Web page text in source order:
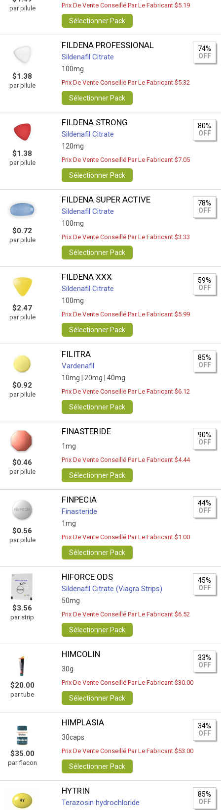
par pilule Prix De Vente Conseillé Par Le Fabricant $5.19
Sélectionner Pack
$1.38
par pilule
FILDENA PROFESSIONAL
Sildenafil Citrate
100mg
74%
OFF
Prix De Vente Conseillé Par Le Fabricant $5.32
Sélectionner Pack
$1.38
par pilule
FILDENA STRONG
Sildenafil Citrate
120mg
80%
OFF
Prix De Vente Conseillé Par Le Fabricant $7.05
Sélectionner Pack
$0.72
par pilule
FILDENA SUPER ACTIVE
Sildenafil Citrate
100mg
78%
OFF
Prix De Vente Conseillé Par Le Fabricant $3.33
Sélectionner Pack
$2.47
par pilule
FILDENA XXX
Sildenafil Citrate
100mg
59%
OFF
Prix De Vente Conseillé Par Le Fabricant $5.99
Sélectionner Pack
$0.92
par pilule
FILITRA
Vardenafil
10mg | 20mg | 40mg
85%
OFF
Prix De Vente Conseillé Par Le Fabricant $6.12
Sélectionner Pack
$0.46
par pilule
FINASTERIDE
1mg
90%
OFF
Prix De Vente Conseillé Par Le Fabricant $4.44
Sélectionner Pack
$0.56
par pilule
FINPECIA
Finasteride
1mg
44%
OFF
Prix De Vente Conseillé Par Le Fabricant $1.00
Sélectionner Pack
$3.56
par strip
HIFORCE ODS
Sildenafil Citrate (Viagra Strips)
50mg
45%
OFF
Prix De Vente Conseillé Par Le Fabricant $6.52
Sélectionner Pack
$20.00
par tube
HIMCOLIN
30g
33%
OFF
Prix De Vente Conseillé Par Le Fabricant $30.00
Sélectionner Pack
$35.00
par flacon
HIMPLASIA
30caps
34%
OFF
Prix De Vente Conseillé Par Le Fabricant $53.00
Sélectionner Pack
HYTRIN
Terazosin hydrochloride
85%
OFF